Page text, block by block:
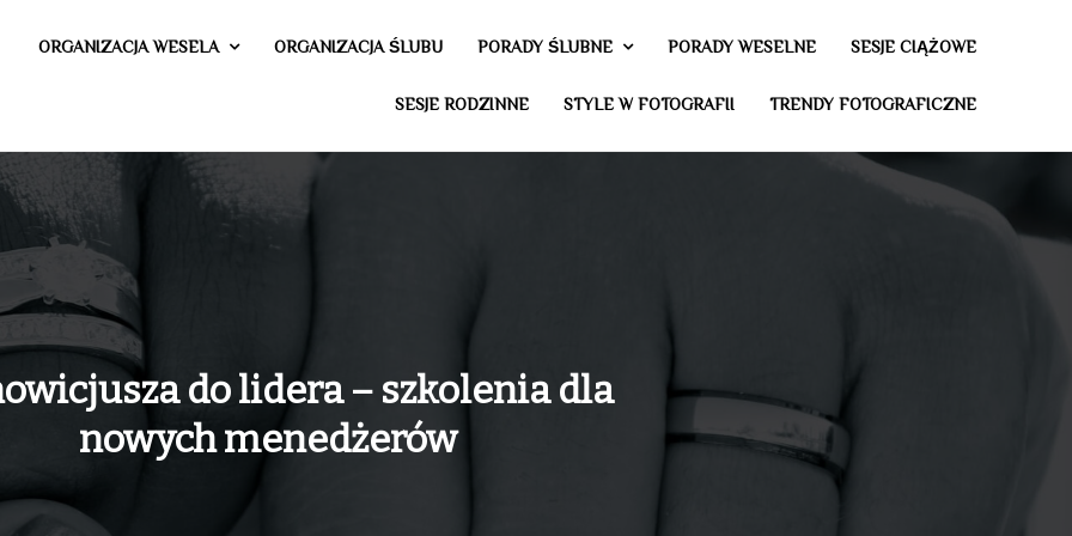
ORGANIZACJA WESELA ORGANIZACJA ŚLUBU PORADY ŚLUBNE PORADY WESELNE SESJE CIĄŻOWE
SESJE RODZINNE STYLE W FOTOGRAFII TRENDY FOTOGRAFICZNE
do lidera – szkolenia dla
nowych menedżerów